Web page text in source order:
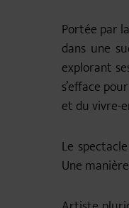
Portée par
dans une
explorant
s’efface
et du vivre-
Le
Une